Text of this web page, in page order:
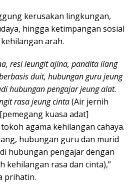
kerusakan lingkungan,
hingga ketimpangan sosial
arah.
resi leungit ajina, pandita ilang
duit, hubungan guru jeung
hubungan pengajar jeung alat.
rasa jeung cinta(Air jernih
kuasa adat]
agama kehilangan cahaya.
hubungan guru dan murid
hubungan pengajar dengan
kehilangan rasa dan cinta),”
prihatin.